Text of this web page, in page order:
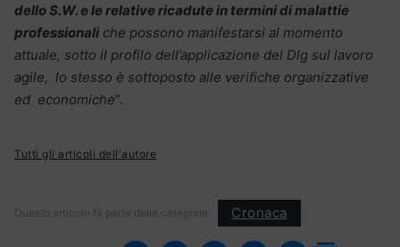
dello S.W. e le relative ricadute in termini di malattie
professionali che possono manifestarsi al momento
attuale, sotto il profilo dell’applicazione del Dlg sul lavoro
agile, lo stesso è sottoposto alle verifiche organizzative
ed economiche”.
Tutti gli articoli dell'autore
Questo articolo fa parte delle categorie: Cronaca